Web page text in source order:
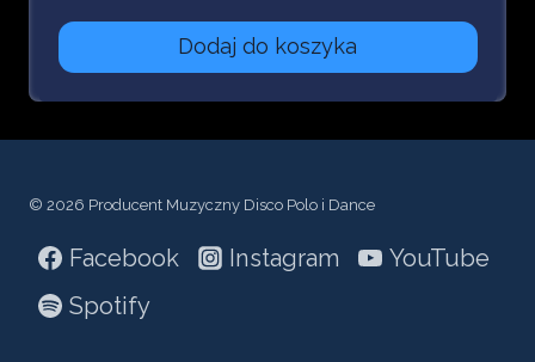
35.00 zł.15.00 zł.
dźwiękowych
Dodaj do koszyka
© 2026 Producent Muzyczny Disco Polo i Dance
Facebook Instagram
YouTube
Spotify